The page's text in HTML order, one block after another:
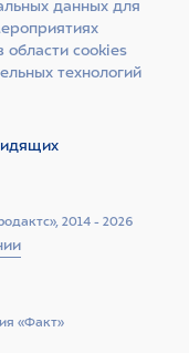
2014 - 2026
данных для
области cookies
технологий
«Факт»